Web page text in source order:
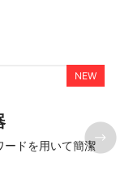
ードを用いて簡潔
は
は